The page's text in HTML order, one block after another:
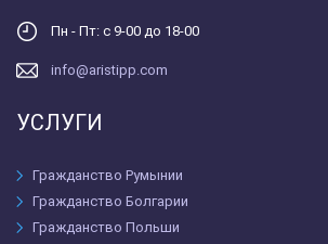
Пн - Пт: с 9-00 до 18-00
info@aristipp.com
УСЛУГИ
Гражданство Румынии
Гражданство Болгарии
Гражданство Польши